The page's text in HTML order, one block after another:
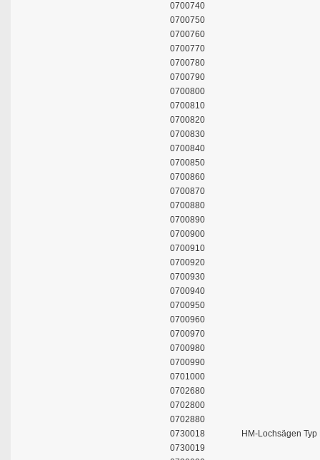
0700740
0700750
0700760
0700770
0700780
0700790
0700800
0700810
0700820
0700830
0700840
0700850
0700860
0700870
0700880
0700890
0700900
0700910
0700920
0700930
0700940
0700950
0700960
0700970
0700980
0700990
0701000
0702680
0702800
0702880
0730018
HM-Lochsägen Typ
0730019